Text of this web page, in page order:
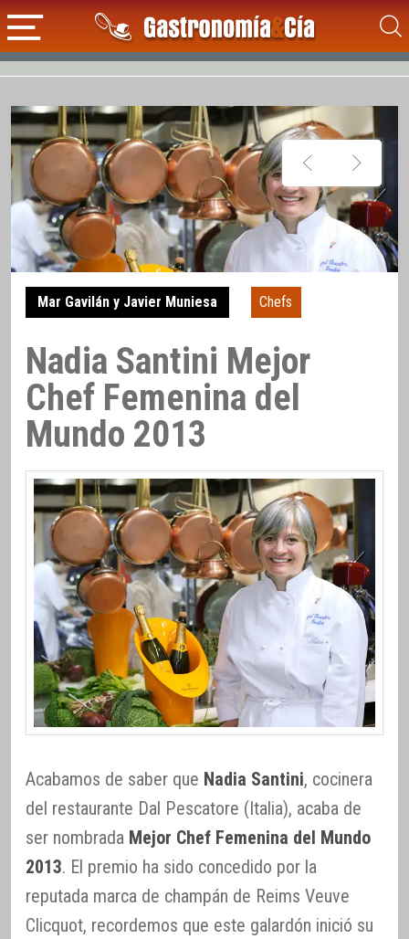
Mar Gavilán y Javier Muniesa Chefs
Nadia Santini Mejor
Chef Femenina del
Mundo 2013
Acabamos de saber que Nadia Santini, cocinera
del restaurante Dal Pescatore (Italia), acaba de
ser nombrada Mejor Chef Femenina del Mundo
2013. El premio ha sido concedido por la
reputada marca de champán de Reims Veuve
Clicquot, recordemos que este galardón inició su